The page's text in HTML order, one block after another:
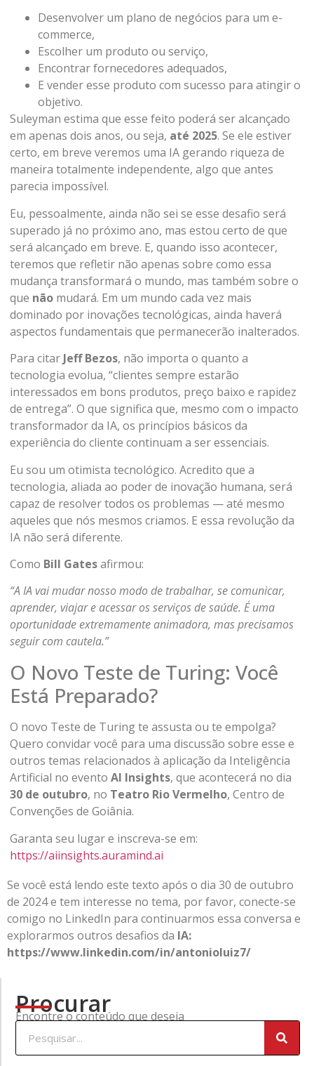
Desenvolver um plano de negócios para um e-
commerce,
Escolher um produto ou serviço,
Encontrar fornecedores adequados,
E vender esse produto com sucesso para atingir o
objetivo.
Suleyman estima que esse feito poderá ser alcançado
em apenas dois anos, ou seja, até 2025. Se ele estiver
certo, em breve veremos uma IA gerando riqueza de
maneira totalmente independente, algo que antes
parecia impossível.
Eu, pessoalmente, ainda não sei se esse desafio será
superado já no próximo ano, mas estou certo de que
será alcançado em breve. E, quando isso acontecer,
teremos que refletir não apenas sobre como essa
mudança transformará o mundo, mas também sobre o
que não mudará. Em um mundo cada vez mais
dominado por inovações tecnológicas, ainda haverá
aspectos fundamentais que permanecerão inalterados.
Para citar Jeff Bezos, não importa o quanto a
tecnologia evolua, “clientes sempre estarão
interessados em bons produtos, preço baixo e rapidez
de entrega”. O que significa que, mesmo com o impacto
transformador da IA, os princípios básicos da
experiência do cliente continuam a ser essenciais.
Eu sou um otimista tecnológico. Acredito que a
tecnologia, aliada ao poder de inovação humana, será
capaz de resolver todos os problemas — até mesmo
aqueles que nós mesmos criamos. E essa revolução da
IA não será diferente.
Como Bill Gatesafirmou:
“A IA vai mudar nosso modo de trabalhar, se comunicar,
aprender, viajar e acessar os serviços de saúde. É uma
oportunidade extremamente animadora, mas precisamos
seguir com cautela.”
O Novo Teste de Turing: Você
Está Preparado?
O novo Teste de Turing te assusta ou te empolga?
Quero convidar você para uma discussão sobre esse e
outros temas relacionados à aplicação da Inteligência
Artificial no evento AI Insights, que acontecerá no dia
30 de outubro, no Teatro Rio Vermelho, Centro de
Convenções de Goiânia.
Garanta seu lugar e inscreva-se em:
https://aiinsights.auramind.ai
Se você está lendo este texto após o dia 30 de outubro
de 2024 e tem interesse no tema, por favor, conecte-se
comigo no LinkedIn para continuarmos essa conversa e
explorarmos outros desafios da IA:
https://www.linkedin.com/in/antonioluiz7/
Procurar
Encontre o conteúdo que deseja